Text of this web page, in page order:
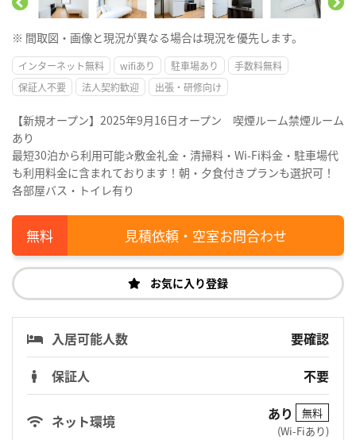
※ 間取図・画像と現況が異なる場合は現況を優先します。
インターネット無料 wifiあり 駐車場あり
手数料無料
保証人不要
法人契約歓迎 出張・研修向け
【新規オープン】2025年9月16日オープン 喫煙ルーム禁煙ルーム
あり
最短30泊から利用可能✰敷金礼金・清掃料・Wi-Fi料金・駐車場代
も利用料金に含まれております！朝・夕食付きプランも選択可！
各部屋バス・トイレ有り
見積依頼・空室お問合わせ
お気に入り登録
入居可能人数
要確認
保証人
不要
ネット環境 あり
無料
(Wi-Fiあり)